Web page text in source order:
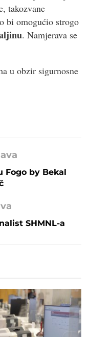
takozvane
bi omogućio strogo
. Namjerava se
u obzir sigurnosne
Fogo by Bekal
SHMNL-a